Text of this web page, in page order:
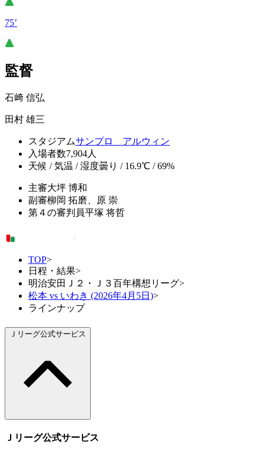
75’
監督
石﨑 信弘
田村 雄三
スタジアムサンプロ アルウィン
入場者数7,904人
天候 / 気温 / 湿度曇り / 16.9℃ / 69%
主審大坪 博和
副審柳岡 拓磨、原 崇
第４の審判員平塚 将哲
TOP>
日程・結果>
明治安田Ｊ２・Ｊ３百年構想リーグ>
松本 vs いわき (2026年4月5日)>
ラインナップ
Ｊリーグ公式サービス
Ｊリーグ公式サービス